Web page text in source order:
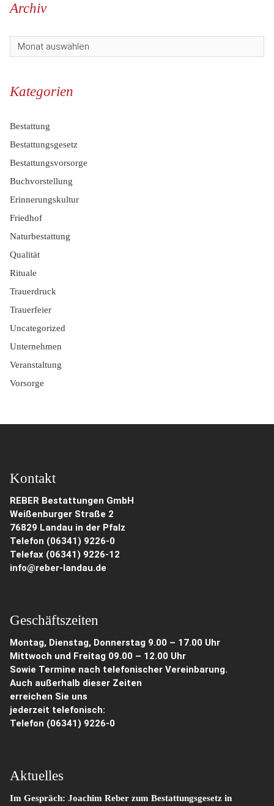
Archiv
Kategorien
Bestattung
Bestattungsgesetz
Bestattungsvorsorge
Buchvorstellung
Erinnerungskultur
Friedhof
Naturbestattung
Qualität
Rituale
Trauerdruck
Trauerfeier
Uncategorized
Unternehmen
Veranstaltung
Vorsorge
Kontakt
REBER Bestattungen GmbH
Weißenburger Straße 2
76829 Landau in der Pfalz
Telefon (06341) 9226-0
Telefax (06341) 9226-12
info@reber-landau.de
Geschäftszeiten
Montag, Dienstag, Donnerstag 9.00 – 17.00 Uhr
Mittwoch und Freitag 09.00 – 12.00 Uhr
Sowie Termine nach telefonischer Vereinbarung.
Auch außerhalb dieser Zeiten
erreichen Sie uns
jederzeit telefonisch:
Telefon (06341) 9226-0
Aktuelles
Im Gespräch: Joachim Reber zum Bestattungsgesetz in